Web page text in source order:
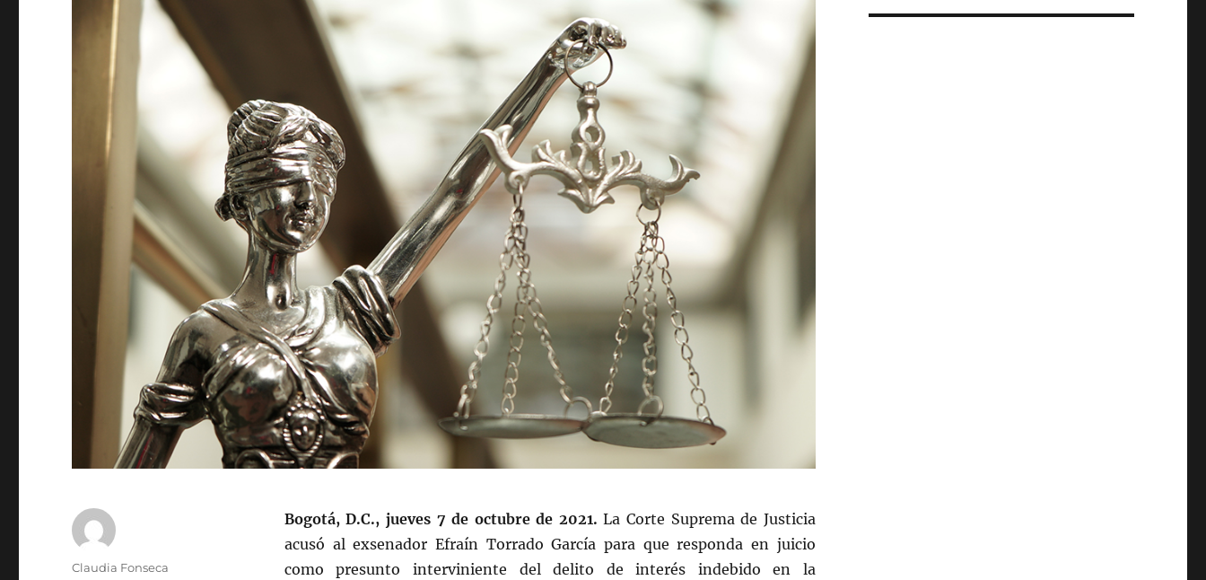
Bogotá, D.C., jueves 7 de octubre de 2021. La Corte Suprema de Justicia
acusó al exsenador Efraín Torrado García para que responda en juicio
como presunto interviniente del delito de interés indebido en la
Autor
Claudia Fonseca